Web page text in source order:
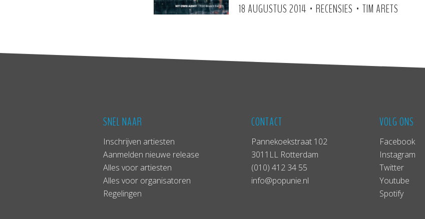
18 AUGUSTUS 2014 • RECENSIES • TIM ARETS
SNEL NAAR
Inschrijven artiesten
Aanmelden nieuwe release
Alles voor artiesten
Alles voor organisatoren
Regelingen
CONTACT
Pannekoekstraat 102
3011LL Rotterdam
(010) 412 34 55
info@popunie.nl
VOLG ONS
Facebook
Instagram
Twitter
Youtube
Spotify